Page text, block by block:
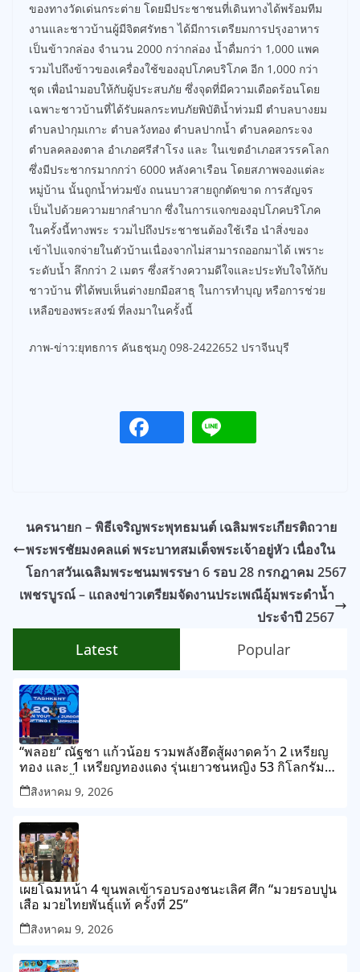
ของทางวัดเด่นกระต่าย โดยมีประชาชนที่เดินทางได้พร้อมทีม
งานและชาวบ้านผู้มีจิตศรัทธา ได้มีการเตรียมการปรุงอาหาร
เป็นข้าวกล่อง จำนวน 2000 กว่ากล่อง น้ำดื่มกว่า 1,000 แพค
รวมไปถึงข้าวของเครื่องใช้ของอุปโภคบริโภค อีก 1,000 กว่า
ชุด เพื่อนำมอบให้กับผู้ประสบภัย ซึ่งจุดที่มีความเดือดร้อนโดย
เฉพาะชาวบ้านที่ได้รับผลกระทบภัยพิบัติน้ำท่วมมี ตำบลบางยม
ตำบลป่ากุมเกาะ ตำบลวังทอง ตำบลปากน้ำ ตำบลคอกระจง
ตำบลคลองตาล อำเภอศรีสำโรง และ ในเขตอำเภอสวรรคโลก
ซึ่งมีประชากรมากกว่า 6000 หลังคาเรือน โดยสภาพจองแต่ละ
หมู่บ้าน นั้นถูกน้ำท่วมขัง ถนนบาวสายถูกตัดขาด การสัญจร
เป็นไปด้วยความยากลำบาก ซึ่งในการแจกของอุปโภคบริโภค
ในครั้งนี้ทางพระ รวมไปถึงประชาชนต้องใช้เรือ นำสิ่งของ
เข้าไปแจกจ่ายในตัวบ้านเนื่องจากไม่สามารถออกมาได้ เพราะ
ระดับน้ำ ลึกกว่า 2 เมตร ซึ่งสร้างความดีใจและประทับใจให้กับ
ชาวบ้าน ที่ได้พบเห็นต่างยกมือสาธุ ในการทำบุญ หรือการช่วย
เหลือของพระสงฆ์ ที่ลงมาในครั้งนี้
ภาพ-ข่าว:ยุทธการ คันธชุมภู 098-2422652 ปราจีนบุรี
นครนายก – พิธีเจริญพระพุทธมนต์ เฉลิมพระเกียรติถวาย
พระพรชัยมงคลแด่ พระบาทสมเด็จพระเจ้าอยู่หัว เนื่องใน
โอกาสวันเฉลิมพระชนมพรรษา 6 รอบ 28 กรกฎาคม 2567
เพชรบูรณ์ – แถลงข่าวเตรียมจัดงานประเพณีอุ้มพระดำน้ำ
ประจำปี 2567
Latest Popular
“พลอย“ ณัฐชา แก้วน้อย รวมพลังฮึดสู้ผงาดคว้า 2 เหรียญ
ทอง และ 1 เหรียญทองแดง รุ่นเยาวชนหญิง 53 กิโลกรัม
ในศึกยกน้ำหนักยุวชนและเยาวชนชิงชนะเลิศแห่งเอเชีย
กรุงทาชเคนท์ ประเทศอุซเบกิสถาน สรุปผลงานจอมพลัง
สิงหาคม 9, 2026
เผยโฉมหน้า 4 ขุนพลเข้ารอบรองชนะเลิศ ศึก “มวยรอบปูน
เสือ มวยไทยพันธุ์แท้ ครั้งที่ 25”
สิงหาคม 9, 2026